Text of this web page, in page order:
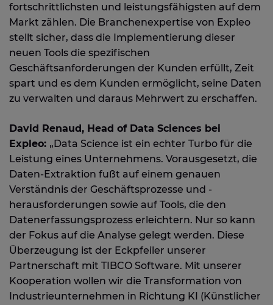
fortschrittlichsten und leistungsfähigsten auf dem
Markt zählen. Die Branchenexpertise von Expleo
stellt sicher, dass die Implementierung dieser
neuen Tools die spezifischen
Geschäftsanforderungen der Kunden erfüllt, Zeit
spart und es dem Kunden ermöglicht, seine Daten
zu verwalten und daraus Mehrwert zu erschaffen.
David Renaud, Head of Data Sciences bei
Expleo: „Data Science ist ein echter Turbo für die
Leistung eines Unternehmens. Vorausgesetzt, die
Daten-Extraktion fußt auf einem genauen
Verständnis der Geschäftsprozesse und -
herausforderungen sowie auf Tools, die den
Datenerfassungsprozess erleichtern. Nur so kann
der Fokus auf die Analyse gelegt werden. Diese
Überzeugung ist der Eckpfeiler unserer
Partnerschaft mit TIBCO Software. Mit unserer
Kooperation wollen wir die Transformation von
Industrieunternehmen in Richtung KI (Künstlicher